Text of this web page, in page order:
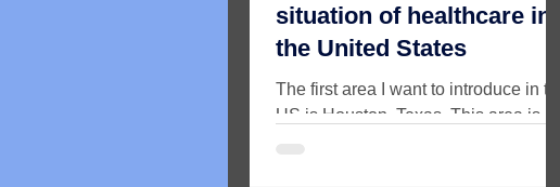
situation of healthcare in
the United States
The first area I want to introduce in the
US is Houston, Texas. This area is